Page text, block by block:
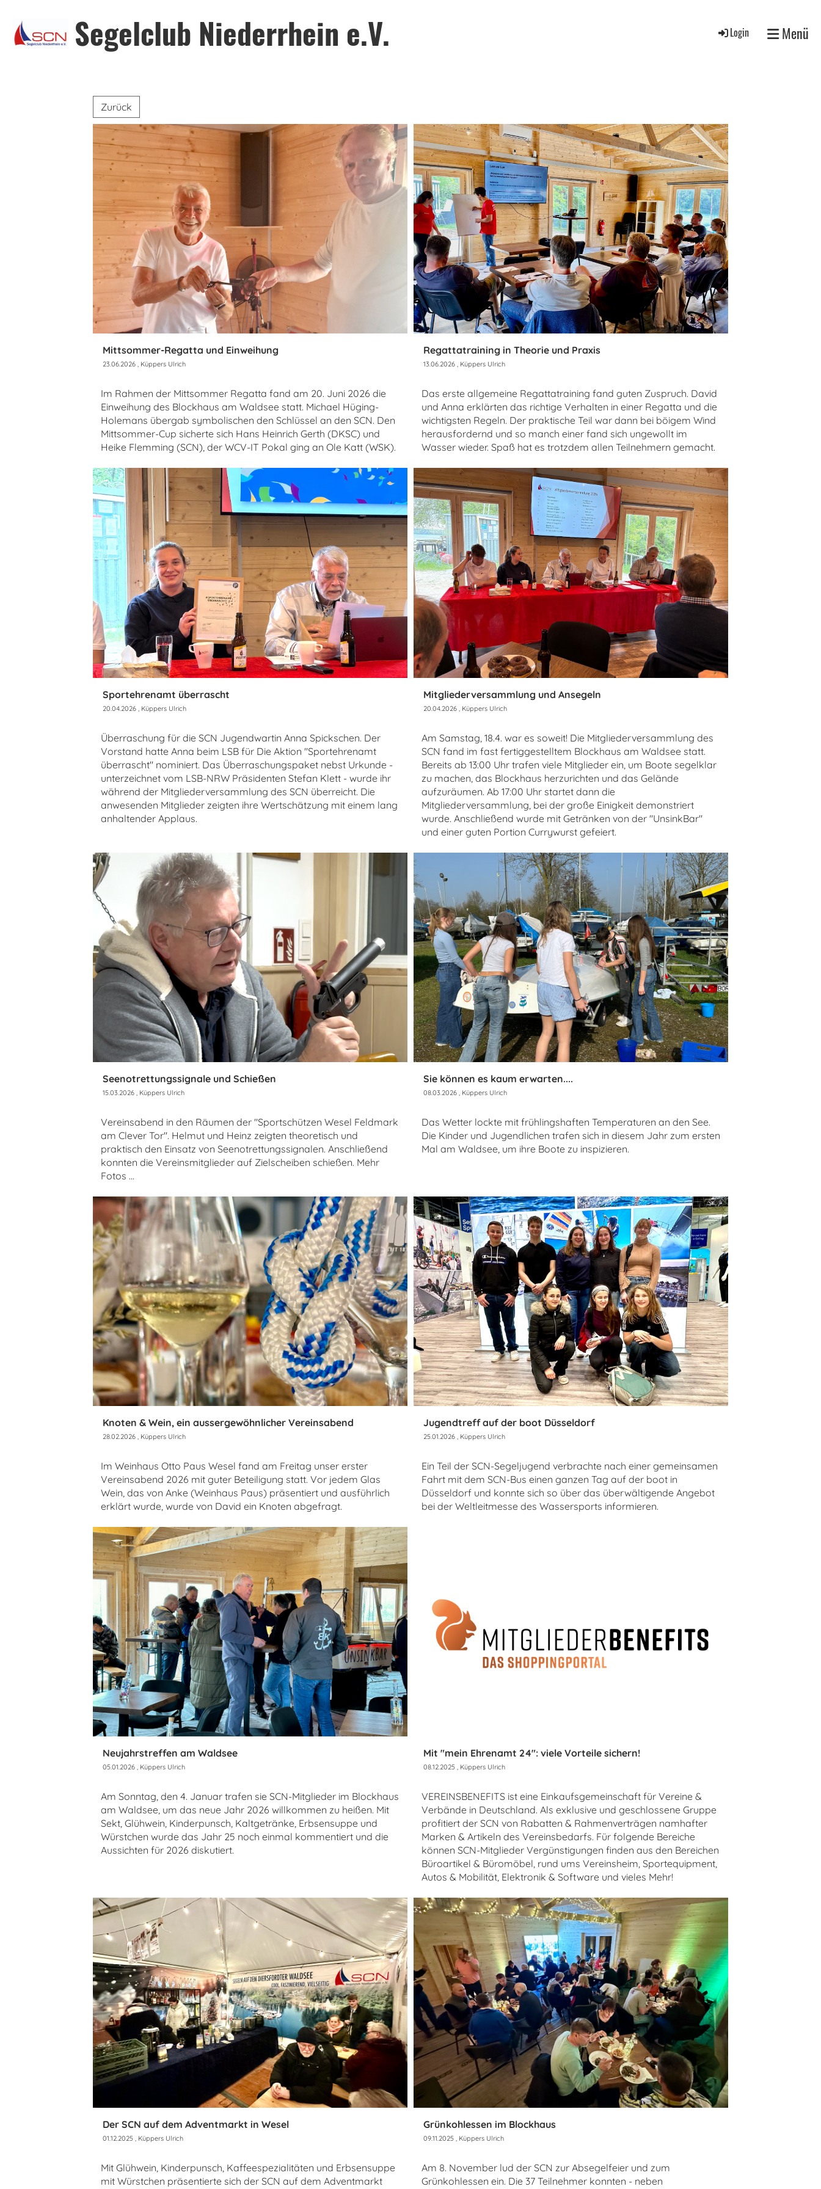
Segelclub Niederrhein e.V. Login Menü
Zurück
Mittsommer-Regatta und Einweihung
23.06.2026 , Küppers Ulrich
Im Rahmen der Mittsommer Regatta fand am 20. Juni 2026 die
Einweihung des Blockhaus am Waldsee statt. Michael Hüging-
Holemans übergab symbolischen den Schlüssel an den SCN. Den
Mittsommer-Cup sicherte sich Hans Heinrich Gerth (DKSC) und
Heike Flemming (SCN), der WCV-IT Pokal ging an Ole Katt (WSK).
Regattatraining in Theorie und Praxis
13.06.2026, Küppers Ulrich
Das erste allgemeine Regattatraining fand guten Zuspruch. David
und Anna erklärten das richtige Verhalten in einer Regatta und die
wichtigsten Regeln. Der praktische Teil war dann bei böigem Wind
herausfordernd und so manch einer fand sich ungewollt im
Wasser wieder. Spaß hat es trotzdem allen Teilnehmern gemacht.
Sportehrenamt überrascht
20.04.2026 , Küppers Ulrich
Überraschung für die SCN Jugendwartin Anna Spickschen. Der
Vorstand hatte Anna beim LSB für Die Aktion "Sportehrenamt
überrascht" nominiert. Das Überraschungspaket nebst Urkunde -
unterzeichnet vom LSB-NRW Präsidenten Stefan Klett - wurde ihr
während der Mitgliederversammlung des SCN überreicht. Die
anwesenden Mitglieder zeigten ihre Wertschätzung mit einem lang
anhaltender Applaus.
Mitgliederversammlung und Ansegeln
20.04.2026, Küppers Ulrich
Am Samstag, 18.4. war es soweit! Die Mitgliederversammlung des
SCN fand im fast fertiggestelltem Blockhaus am Waldsee statt.
Bereits ab 13:00 Uhr trafen viele Mitglieder ein, um Boote segelklar
zu machen, das Blockhaus herzurichten und das Gelände
aufzuräumen. Ab 17:00 Uhr startet dann die
Mitgliederversammlung, bei der große Einigkeit demonstriert
wurde. Anschließend wurde mit Getränken von der "UnsinkBar"
und einer guten Portion Currywurst gefeiert.
Seenotrettungssignale und Schießen
15.03.2026 , Küppers Ulrich
Vereinsabend in den Räumen der "Sportschützen Wesel Feldmark
am Clever Tor". Helmut und Heinz zeigten theoretisch und
praktisch den Einsatz von Seenotrettungssignalen. Anschließend
konnten die Vereinsmitglieder auf Zielscheiben schießen. Mehr
Fotos ...
Sie können es kaum erwarten....
08.03.2026, Küppers Ulrich
Das Wetter lockte mit frühlingshaften Temperaturen an den See.
Die Kinder und Jugendlichen trafen sich in diesem Jahr zum ersten
Mal am Waldsee, um ihre Boote zu inspizieren.
Knoten & Wein, ein aussergewöhnlicher Vereinsabend
28.02.2026 , Küppers Ulrich
Im Weinhaus Otto Paus Wesel fand am Freitag unser erster
Vereinsabend 2026 mit guter Beteiligung statt. Vor jedem Glas
Wein, das von Anke (Weinhaus Paus) präsentiert und ausführlich
erklärt wurde, wurde von David ein Knoten abgefragt.
Jugendtreff auf der boot Düsseldorf
25.01.2026, Küppers Ulrich
Ein Teil der SCN-Segeljugend verbrachte nach einer gemeinsamen
Fahrt mit dem SCN-Bus einen ganzen Tag auf der boot in
Düsseldorf und konnte sich so über das überwältigende Angebot
bei der Weltleitmesse des Wassersports informieren.
Neujahrstreffen am Waldsee
05.01.2026 , Küppers Ulrich
Am Sonntag, den 4. Januar trafen sie SCN-Mitglieder im Blockhaus
am Waldsee, um das neue Jahr 2026 willkommen zu heißen. Mit
Sekt, Glühwein, Kinderpunsch, Kaltgetränke, Erbsensuppe und
Würstchen wurde das Jahr 25 noch einmal kommentiert und die
Aussichten für 2026 diskutiert.
Mit "mein Ehrenamt 24": viele Vorteile sichern!
08.12.2025, Küppers Ulrich
VEREINSBENEFITS ist eine Einkaufsgemeinschaft für Vereine &
Verbände in Deutschland. Als exklusive und geschlossene Gruppe
profitiert der SCN von Rabatten & Rahmenverträgen namhafter
Marken & Artikeln des Vereinsbedarfs. Für folgende Bereiche
können SCN-Mitglieder Vergünstigungen finden aus den Bereichen
Büroartikel & Büromöbel, rund ums Vereinsheim, Sportequipment,
Autos & Mobilität, Elektronik & Software und vieles Mehr!
Der SCN auf dem Adventmarkt in Wesel
01.12.2025 , Küppers Ulrich
Mit Glühwein, Kinderpunsch, Kaffeespezialitäten und Erbsensuppe
mit Würstchen präsentierte sich der SCN auf dem Adventmarkt
Grünkohlessen im Blockhaus
09.11.2025, Küppers Ulrich
Am 8. November lud der SCN zur Absegelfeier und zum
Grünkohlessen ein. Die 37 Teilnehmer konnten - neben